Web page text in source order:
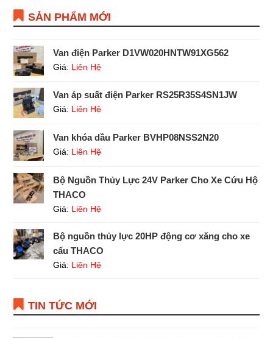
SẢN PHẨM MỚI
Van điện Parker D1VW020HNTW91XG562
Giá: Liên Hệ
Van áp suất điện Parker RS25R35S4SN1JW
Giá: Liên Hệ
Van khóa dầu Parker BVHP08NSS2N20
Giá: Liên Hệ
Bộ Nguồn Thủy Lực 24V Parker Cho Xe Cứu Hộ
THACO
Giá: Liên Hệ
Bộ nguồn thủy lực 20HP động cơ xăng cho xe
cẩu THACO
Giá: Liên Hệ
TIN TỨC MỚI